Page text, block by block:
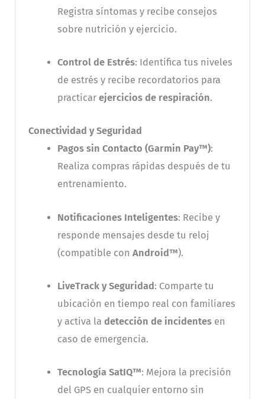
Registra síntomas y recibe consejos
sobre nutrición y ejercicio.
Control de Estrés: Identifica tus niveles
de estrés y recibe recordatorios para
practicar ejercicios de respiración.
Conectividad y Seguridad
Pagos sin Contacto (Garmin Pay™):
Realiza compras rápidas después de tu
entrenamiento.
Notificaciones Inteligentes: Recibe y
responde mensajes desde tu reloj
(compatible con Android™).
LiveTrack y Seguridad: Comparte tu
ubicación en tiempo real con familiares
y activa la detección de incidentesen
caso de emergencia.
Tecnología SatIQ™: Mejora la precisión
del GPS en cualquier entorno sin